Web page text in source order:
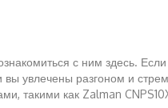
с ним здесь.
увлечены разгоном и
такими как Zalman